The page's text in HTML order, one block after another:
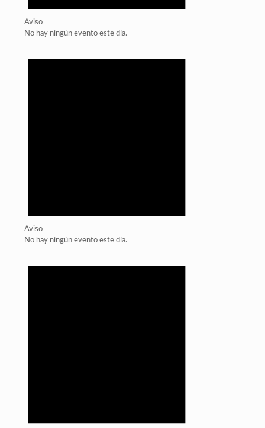
Aviso
No hay ningún evento este día.
Aviso
No hay ningún evento este día.